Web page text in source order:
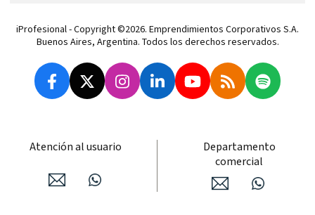
iProfesional - Copyright ©2026. Emprendimientos Corporativos S.A.
Buenos Aires, Argentina. Todos los derechos reservados.
Atención al usuario
Departamento
comercial